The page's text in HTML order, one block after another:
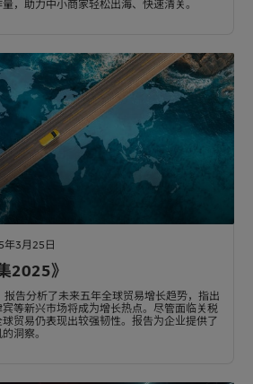
，助力中小商家轻松出海、快速清关。
年3月25日
2025》
报告分析了未来五年全球贸易增长趋势，指出
等新兴市场将成为增长热点。尽管面临关税
贸易仍表现出较强韧性。报告为企业提供了
洞察。